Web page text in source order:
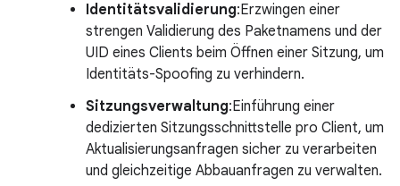
Identitätsvalidierung:Erzwingen einer
strengen Validierung des Paketnamens und der
UID eines Clients beim Öffnen einer Sitzung, um
Identitäts-Spoofing zu verhindern.
Sitzungsverwaltung:Einführung einer
dedizierten Sitzungsschnittstelle pro Client, um
Aktualisierungsanfragen sicher zu verarbeiten
und gleichzeitige Abbauanfragen zu verwalten.